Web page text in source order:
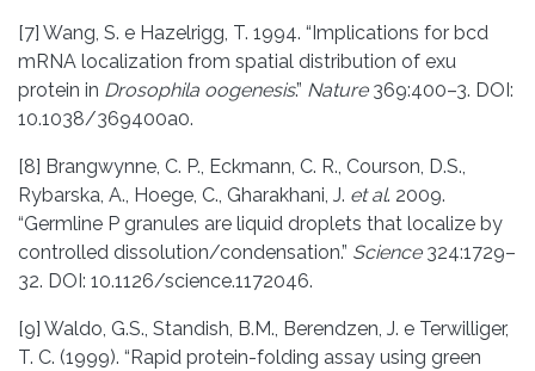
[7] Wang, S. e Hazelrigg, T. 1994. “Implications for bcd
mRNA localization from spatial distribution of exu
protein in Drosophila oogenesis.” Nature369:400–3. DOI:
10.1038/369400a0.
[8] Brangwynne, C. P., Eckmann, C. R., Courson, D.S.,
Rybarska, A., Hoege, C., Gharakhani, J. et al. 2009.
“Germline P granules are liquid droplets that localize by
controlled dissolution/condensation.” Science 324:1729–
32. DOI: 10.1126/science.1172046.
[9] Waldo, G.S., Standish, B.M., Berendzen, J. e Terwilliger,
T. C. (1999). “Rapid protein-folding assay using green